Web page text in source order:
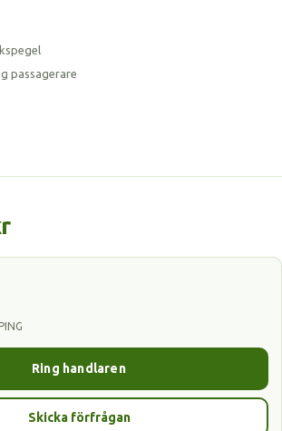
passagerare
Ring handlaren
Skicka förfrågan